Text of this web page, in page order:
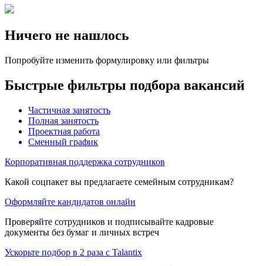
Ничего не нашлось
Попробуйте изменить формулировку или фильтры
Быстрые фильтры подбора вакансий
Частичная занятость
Полная занятость
Проектная работа
Сменный график
Корпоративная поддержка сотрудников
Какой соцпакет вы предлагаете семейным сотрудникам?
Оформляйте кандидатов онлайн
Проверяйте сотрудников и подписывайте кадровые
документы без бумаг и личных встреч
Ускорьте подбор в 2 раза с Talantix